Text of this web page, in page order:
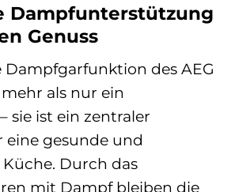
Dampfunterstützung
Genuss
des AEG
als nur ein
sie ist ein zentraler
eine gesunde und
Durch das
mit Dampf bleiben die